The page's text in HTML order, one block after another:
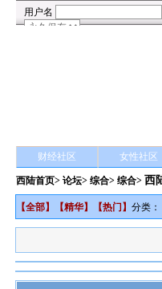
财经社区 女性社区
西陆首页>论坛>综合> 综合> 西
【全部】【精华】【热门 】分类